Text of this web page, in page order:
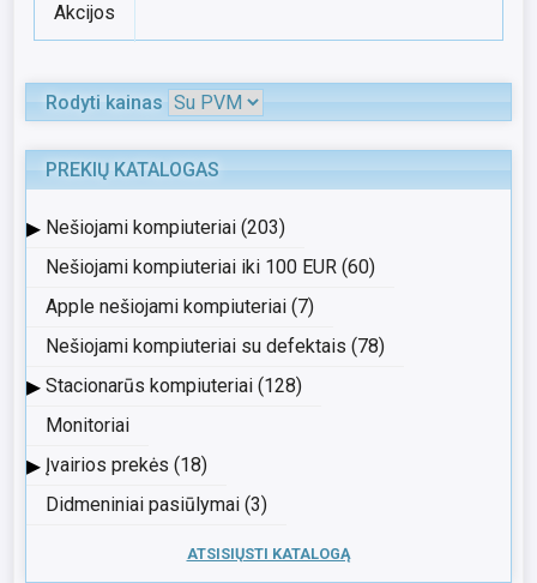
Akcijos
Rodyti kainas
PREKIŲ KATALOGAS
▸ Nešiojami kompiuteriai (203)
Nešiojami kompiuteriai iki 100 EUR (60)
Apple nešiojami kompiuteriai (7)
Nešiojami kompiuteriai su defektais (78)
▸ Stacionarūs kompiuteriai (128)
Monitoriai
▸ Įvairios prekės (18)
Didmeniniai pasiūlymai (3)
ATSISIŲSTI KATALOGĄ